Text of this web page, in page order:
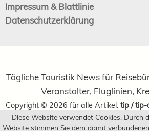
Diese Website verwendet Cookies. Durch
Website stimmen Sie dem damit
Impressum & Blattlinie
Datenschutzerklärung
Tägliche Touristik News für
Veranstalter, Fluglinien,
Copyright © 2026 für alle Artikel: tip / tip-
Verlagsgesellschaft